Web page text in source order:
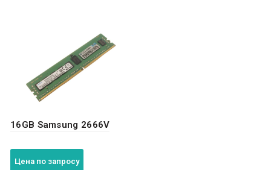
16GB Samsung 2666V
Цена по запросу